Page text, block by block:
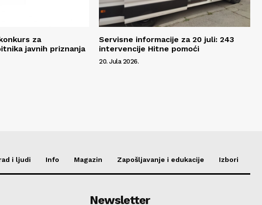
za
javnih priznanja
Servisne informacije za 20 juli: 243
intervencije Hitne pomoći
20. Jula 2026.
i ljudi Info Magazin Zapošljavanje i edukacije Izbori
Newsletter